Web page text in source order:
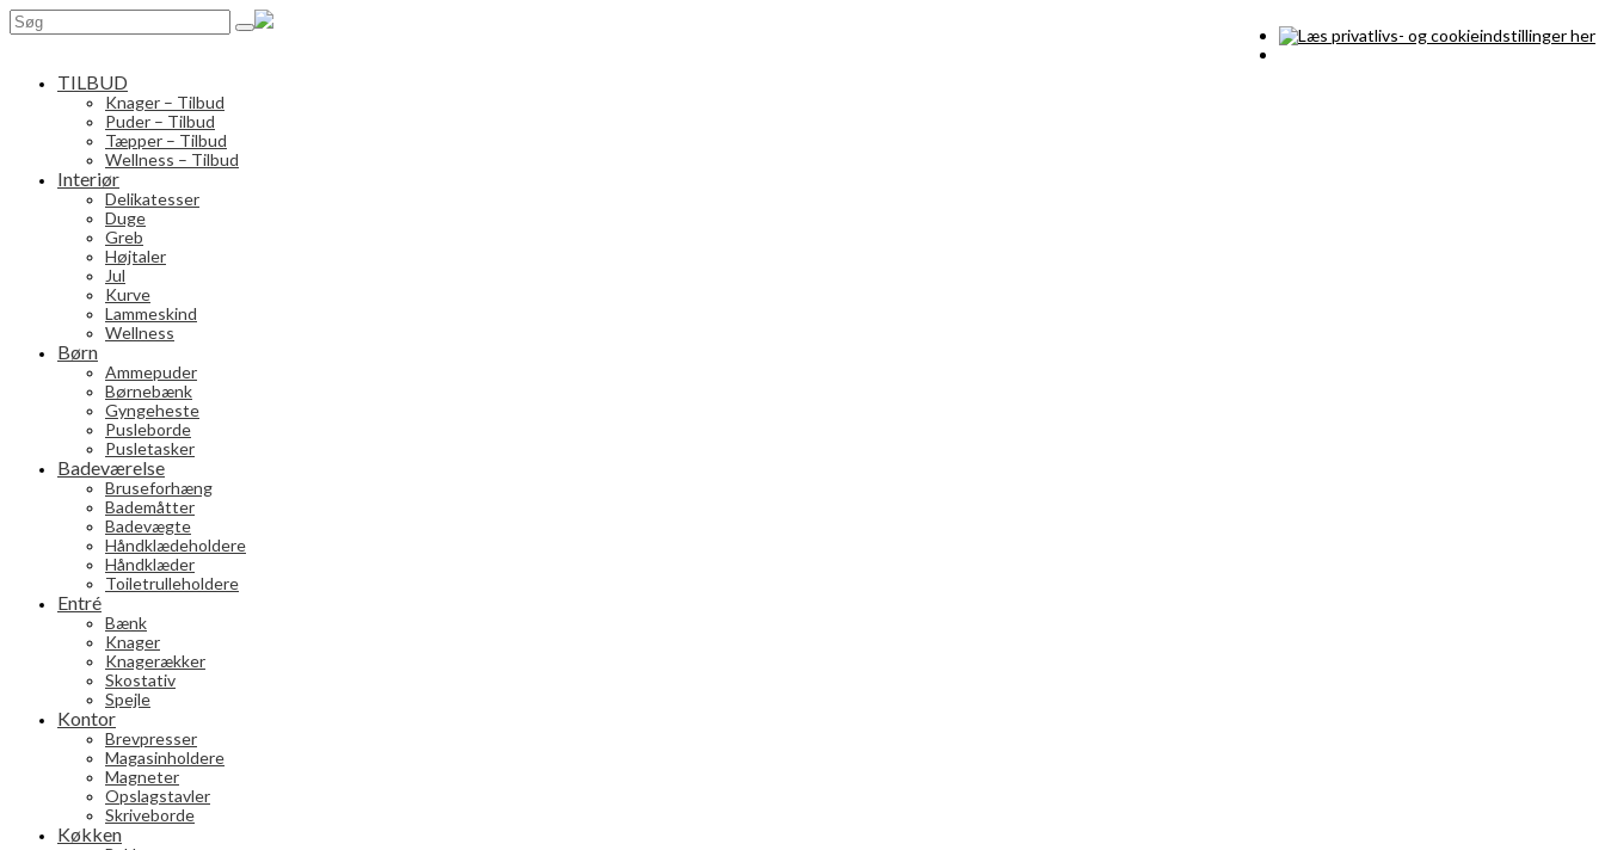
Search
for:
TILBUD
Knager – Tilbud
Puder – Tilbud
Tæpper – Tilbud
Wellness – Tilbud
Interiør
Delikatesser
Duge
Greb
Højtaler
Jul
Kurve
Lammeskind
Wellness
Børn
Ammepuder
Børnebænk
Gyngeheste
Pusleborde
Pusletasker
Badeværelse
Bruseforhæng
Bademåtter
Badevægte
Håndklædeholdere
Håndklæder
Toiletrulleholdere
Entré
Bænk
Knager
Knagerækker
Skostativ
Spejle
Kontor
Brevpresser
Magasinholdere
Magneter
Opslagstavler
Skriveborde
Køkken